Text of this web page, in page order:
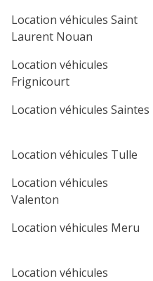
Location véhicules Saint
Laurent Nouan
Location véhicules
Frignicourt
Location véhicules Saintes
Location véhicules Tulle
Location véhicules
Valenton
Location véhicules Meru
Location véhicules